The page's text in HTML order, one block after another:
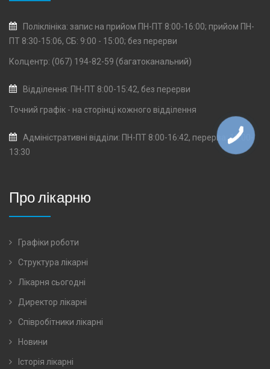
Поліклініка: запис на прийом ПН-ПТ 8:00-16:00; прийом ПН-
ПТ 8:30-15:06, СБ: 9:00 - 15:00; без перерви
Колцентр: (067) 194-82-59 (багатоканальний)
Відділення: ПН-ПТ 8:00-15:42, без перерви
Точний графік - на сторінці кожного відділення
Адміністративні відділи: ПН-ПТ 8:00-16:42, перерва: 13:00-
13:30
Про лікарню
Графіки роботи
Структура лікарні
Лікарня сьогодні
Директор лікарні
Співробітники лікарні
Новини
Історія лікарні